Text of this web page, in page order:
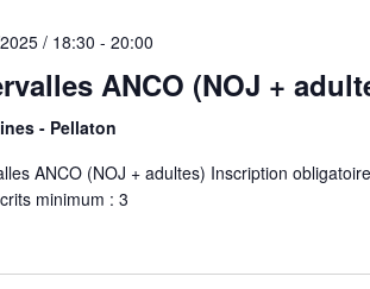
/ 18:30 - 20:00
ANCO (NOJ +
- Pellaton
ANCO (NOJ + adultes) Inscription
minimum : 3